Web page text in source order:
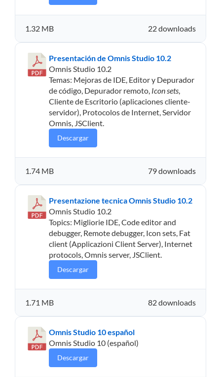
22 downloads
1.32 MB
Presentación de Omnis Studio 10.2
Omnis Studio 10.2
Temas: Mejoras de IDE, Editor y Depurador
de código, Depurador remoto, Icon sets,
Cliente de Escritorio (aplicaciones cliente-
servidor), Protocolos de Internet, Servidor
Omnis, JSClient.
Descargar
79 downloads
1.74 MB
Presentazione tecnica Omnis Studio 10.2
Omnis Studio 10.2
Topics: Migliorie IDE, Code editor and
debugger, Remote debugger, Icon sets, Fat
client (Applicazioni Client Server), Internet
protocols, Omnis server, JSClient.
Descargar
82 downloads
1.71 MB
Omnis Studio 10 español
Omnis Studio 10 (español)
Descargar